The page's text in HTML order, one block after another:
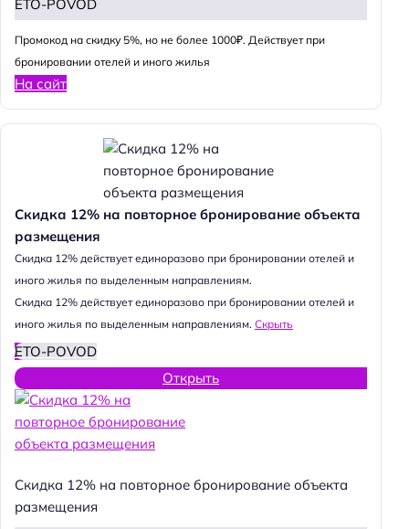
ETO-POVOD
Промокод на скидку 5%, но не более 1000₽. Действует при
бронировании отелей и иного жилья
На сайт
Скидка 12% на повторное бронирование объекта
размещения
Cкидка 12% действует единоразово при бронировании отелей и
иного жилья по выделенным направлениям.
Cкидка 12% действует единоразово при бронировании отелей и
иного жилья по выделенным направлениям. Скрыть
ETO-POVOD
Открыть
Скидка 12% на повторное бронирование объекта
размещения